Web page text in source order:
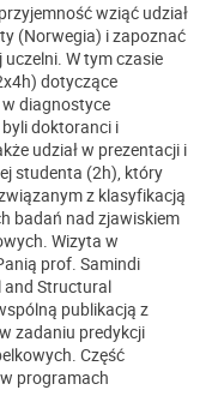
wziąć udział
(Norwegia) i zapoznać
W tym czasie
dotyczące
diagnostyce
doktoranci i
udział w prezentacji i
studenta (2h), który
z klasyfikacją
badań nad zjawiskiem
Wizyta w
prof. Samindi
and Structural
publikacją z
zadaniu predykcji
Część
programach